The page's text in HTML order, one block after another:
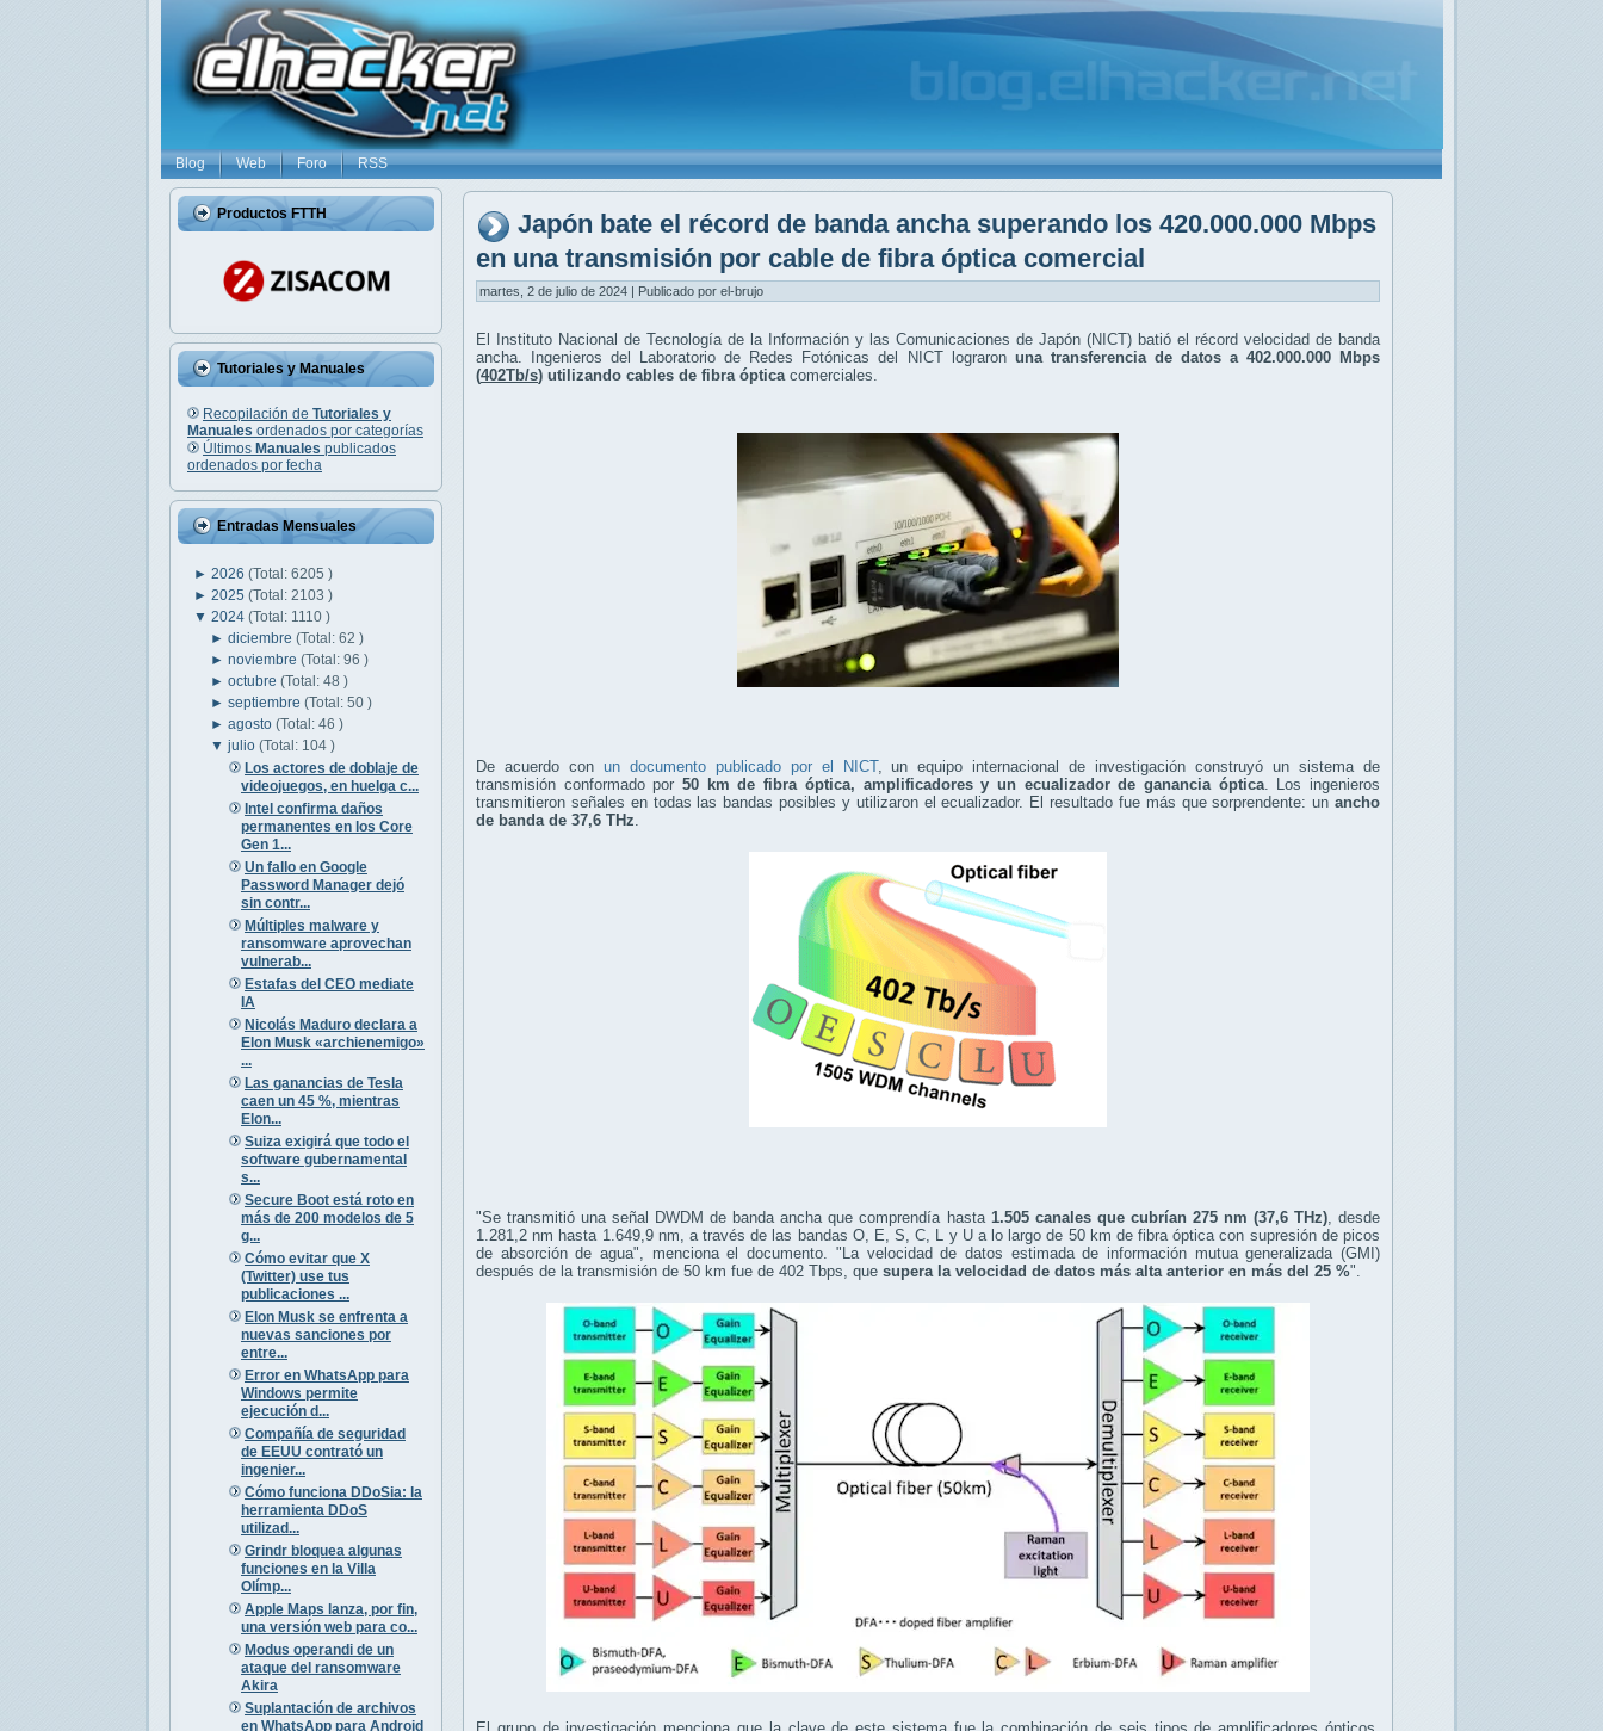
Blog Web Foro RSS
Productos FTTH
Tutoriales y Manuales
Recopilación de Tutoriales y
Manuales ordenados por categorías
Últimos Manuales publicados
ordenados por fecha
Entradas Mensuales
► 2026 (Total: 6205 )
► 2025 (Total: 2103 )
▼ 2024 (Total: 1110 )
►diciembre(Total: 62 )
►noviembre(Total: 96 )
►octubre(Total: 48 )
►septiembre(Total: 50 )
►agosto(Total: 46 )
▼julio(Total: 104 )
Los actores de doblaje de
videojuegos, en huelga c...
Intel confirma daños
permanentes en los Core
Gen 1...
Un fallo en Google
Password Manager dejó
sin contr...
Múltiples malware y
ransomware aprovechan
vulnerab...
Estafas del CEO mediate
IA
Nicolás Maduro declara a
Elon Musk «archienemigo»
...
Las ganancias de Tesla
caen un 45 %, mientras
Elon...
Suiza exigirá que todo el
software gubernamental
s...
Secure Boot está roto en
más de 200 modelos de 5
g...
Cómo evitar que X
(Twitter) use tus
publicaciones ...
Elon Musk se enfrenta a
nuevas sanciones por
entre...
Error en WhatsApp para
Windows permite
ejecución d...
Compañía de seguridad
de EEUU contrató un
ingenier...
Cómo funciona DDoSia: la
herramienta DDoS
utilizad...
Grindr bloquea algunas
funciones en la Villa
Olímp...
Apple Maps lanza, por fin,
una versión web para co...
Modus operandi de un
ataque del ransomware
Akira
Suplantación de archivos
en WhatsApp para Android
Japón bate el récord de banda ancha superando los 420.000.000 Mbps
en una transmisión por cable de fibra óptica comercial
martes, 2 de julio de 2024 | Publicado por el-brujo
El Instituto Nacional de Tecnología de la Información y las Comunicaciones de Japón (NICT) batió el récord velocidad de banda
ancha. Ingenieros del Laboratorio de Redes Fotónicas del NICT lograron una transferencia de datos a 402.000.000 Mbps
(402Tb/s) utilizando cables de fibra óptica comerciales.
De acuerdo con un documento publicado por el NICT, un equipo internacional de investigación construyó un sistema de
transmisión conformado por 50 km de fibra óptica, amplificadores y un ecualizador de ganancia óptica. Los ingenieros
transmitieron señales en todas las bandas posibles y utilizaron el ecualizador. El resultado fue más que sorprendente: un ancho
de banda de 37,6 THz
"Se transmitió una señal DWDM de banda ancha que comprendía hasta 1.505 canales que cubrían 275 nm (37,6 THz), desde
1.281,2 nm hasta 1.649,9 nm, a través de las bandas O, E, S, C, L y U a lo largo de 50 km de fibra óptica con supresión de picos
de absorción de agua", menciona el documento. "La velocidad de datos estimada de información mutua generalizada (GMI)
después de la transmisión de 50 km fue de 402 Tbps, que supera la velocidad de datos más alta anterior en más del 25 %".